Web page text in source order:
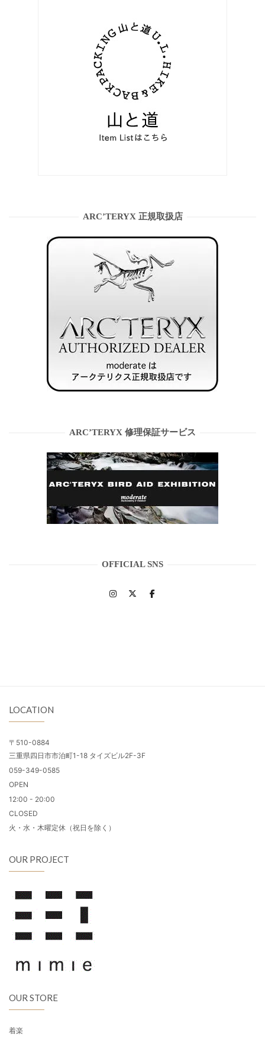
ARC’TERYX 正規取扱店
ARC’TERYX 修理保証サービス
OFFICIAL SNS
LOCATION
〒510-0884
三重県四日市市泊町1-18 タイズビル2F-3F
059-349-0585
OPEN
12:00 - 20:00
CLOSED
火・水・木曜定休（祝日を除く）
OUR PROJECT
OUR STORE
着楽